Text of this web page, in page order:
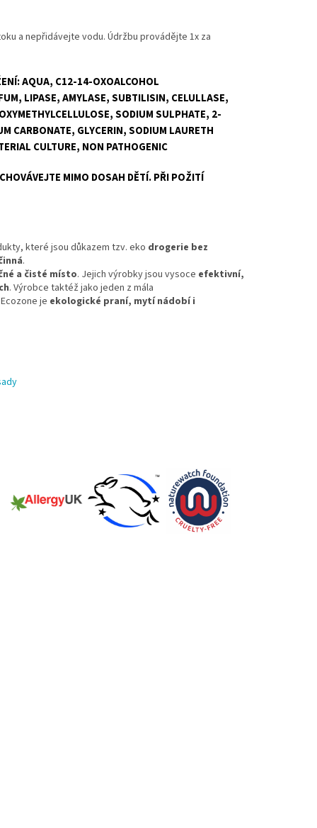
a nepřidávejte vodu. Údržbu provádějte 1x za
AQUA, C12-14-OXOALCOHOL
LIPASE, AMYLASE, SUBTILISIN, CELULLASE,
SODIUM SULPHATE, 2-
CARBONATE, GLYCERIN, SODIUM LAURETH
CULTURE, NON PATHOGENIC
MIMO DOSAH DĚTÍ. PŘI POŽITÍ
které jsou důkazem tzv. eko drogerie bez
.
a čisté místo. Jejich výrobky jsou vysoce efektivní,
. Výrobce taktéž jako jeden z mála
je ekologické praní, mytí nádobí i